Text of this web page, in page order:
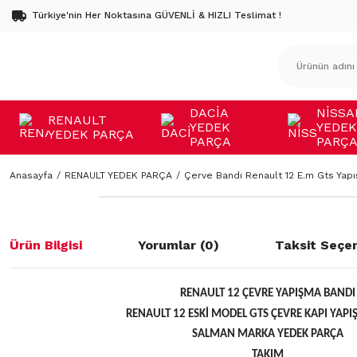
Türkiye'nin Her Noktasına GÜVENLİ & HIZLI Teslimat !
RENAULT
YEDEK PARÇA
DACİA
YEDEK
PARÇA
YEDEK
PARÇA
Anasayfa RENAULT YEDEK PARÇA Çerve Bandı Renault 12 E.m Gts
Ürün Bilgisi Yorumlar (0) Taksit
RENAULT 12 ÇEVRE YAPIŞMA BANDI
RENAULT 12 ESKİ MODEL GTS ÇEVRE KAPI
SALMAN MARKA YEDEK PARÇA